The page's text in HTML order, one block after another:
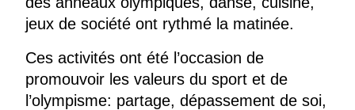
jeux de société ont rythmé la matinée.
Ces activités ont été l’occasion de
promouvoir les valeurs du sport et de
l’olympisme: partage,dépassement de soi,